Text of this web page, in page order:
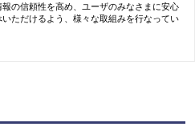
の信頼性を高め、ユーザのみなさまに安心
ただけるよう、様々な取組みを行なってい